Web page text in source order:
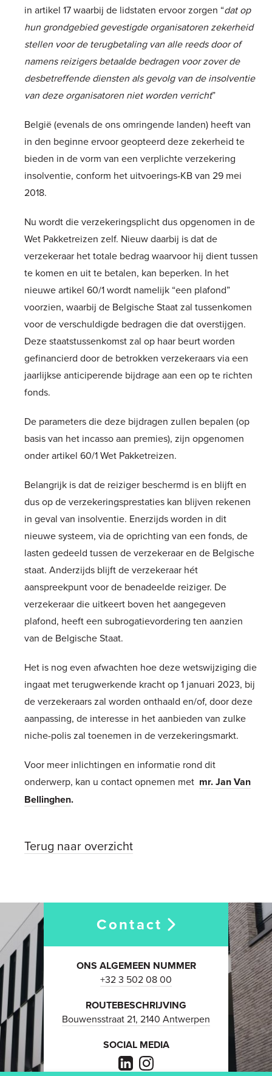
in artikel 17 waarbij de lidstaten ervoor zorgen “dat op
hun grondgebied gevestigde organisatoren zekerheid
stellen voor de terugbetaling van alle reeds door of
namens reizigers betaalde bedragen voor zover de
desbetreffende diensten als gevolg van de insolventie
van deze organisatoren niet worden verricht”
België (evenals de ons omringende landen) heeft van
in den beginne ervoor geopteerd deze zekerheid te
bieden in de vorm van een verplichte verzekering
insolventie, conform het uitvoerings-KB van 29 mei
2018.
Nu wordt die verzekeringsplicht dus opgenomen in de
Wet Pakketreizen zelf. Nieuw daarbij is dat de
verzekeraar het totale bedrag waarvoor hij dient tussen
te komen en uit te betalen, kan beperken. In het
nieuwe artikel 60/1 wordt namelijk “een plafond”
voorzien, waarbij de Belgische Staat zal tussenkomen
voor de verschuldigde bedragen die dat overstijgen.
Deze staatstussenkomst zal op haar beurt worden
gefinancierd door de betrokken verzekeraars via een
jaarlijkse anticiperende bijdrage aan een op te richten
fonds.
De parameters die deze bijdragen zullen bepalen (op
basis van het incasso aan premies), zijn opgenomen
onder artikel 60/1 Wet Pakketreizen.
Belangrijk is dat de reiziger beschermd is en blijft en
dus op de verzekeringsprestaties kan blijven rekenen
in geval van insolventie. Enerzijds worden in dit
nieuwe systeem, via de oprichting van een fonds, de
lasten gedeeld tussen de verzekeraar en de Belgische
staat. Anderzijds blijft de verzekeraar hét
aanspreekpunt voor de benadeelde reiziger. De
verzekeraar die uitkeert boven het aangegeven
plafond, heeft een subrogatievordering ten aanzien
van de Belgische Staat.
Het is nog even afwachten hoe deze wetswijziging die
ingaat met terugwerkende kracht op 1 januari 2023, bij
de verzekeraars zal worden onthaald en/of, door deze
aanpassing, de interesse in het aanbieden van zulke
niche-polis zal toenemen in de verzekeringsmarkt.
Voor meer inlichtingen en informatie rond dit
onderwerp, kan u contact opnemen met mr. Jan Van
Bellinghen.
Terug naar overzicht
Contact
ONS ALGEMEEN NUMMER
+32 3 502 08 00
ROUTEBESCHRIJVING
Bouwensstraat 21, 2140 Antwerpen
SOCIAL MEDIA